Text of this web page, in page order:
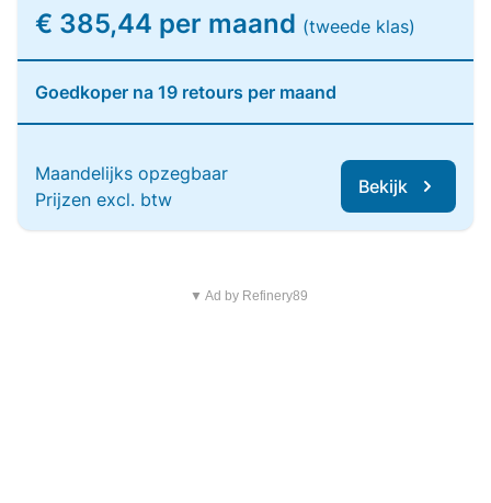
€ 385,44 per maand (tweede klas)
Goedkoper na 19 retours per maand
Maandelijks opzegbaar
Prijzen excl. btw
Bekijk
▼ Ad by Refinery89